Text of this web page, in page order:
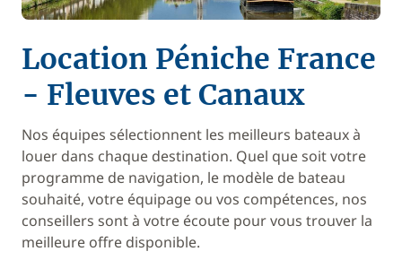
Location Péniche France
- Fleuves et Canaux
Nos équipes sélectionnent les meilleurs bateaux à
louer dans chaque destination. Quel que soit votre
programme de navigation, le modèle de bateau
souhaité, votre équipage ou vos compétences, nos
conseillers sont à votre écoute pour vous trouver la
meilleure offre disponible.